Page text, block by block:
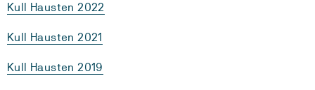
Kull Hausten 2022
Kull Hausten 2021
Kull Hausten 2019